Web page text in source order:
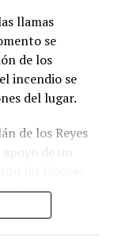
llamas
se
de los
incendio se
del lugar.
de los Reyes
de un
la emergencia